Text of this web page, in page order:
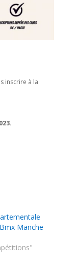
inscrire à la
Manche